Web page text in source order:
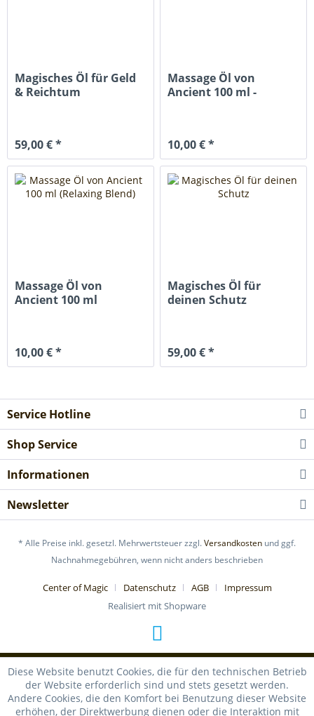
Magisches Öl für Geld
& Reichtum
59,00 € *
Massage Öl von
Ancient 100 ml -
10,00 € *
Massage Öl von
Ancient 100 ml
10,00 € *
Magisches Öl für
deinen Schutz
59,00 € *
Service Hotline
Shop Service
Informationen
Newsletter
* Alle Preise inkl. gesetzl. Mehrwertsteuer zzgl.Versandkosten und ggf.
Nachnahmegebühren, wenn nicht anders beschrieben
Center of Magic Datenschutz AGB
Impressum
Realisiert mit Shopware
Diese Website benutzt Cookies, die für den technischen Betrieb
der Website erforderlich sind und stets gesetzt werden.
Andere Cookies, die den Komfort bei Benutzung dieser Website
erhöhen, der Direktwerbung dienen oder die Interaktion mit